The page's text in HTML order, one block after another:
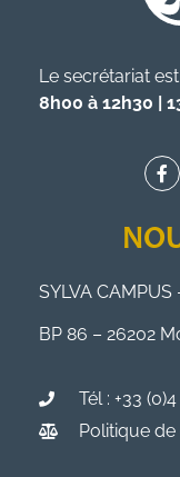
Le secrétariat
8h00 à 12h30 |
SYLVA
BP 86 – 26202
Tél : +33
Politique